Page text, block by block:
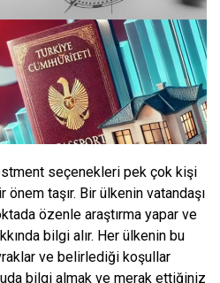
seçenekleri pek çok kişi
önem taşır. Bir ülkenin vatandaşı
özenle araştırma yapar ve
bilgi alır. Her ülkenin bu
ve belirlediği koşullar
bilgi almak ve merak ettiğiniz